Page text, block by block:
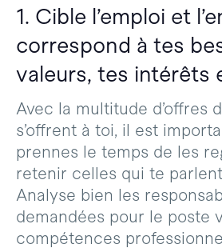
1. Cible l’emploi et
correspond à tes
valeurs, tes intérêts
Avec la multitude d’offres
s’offrent à toi, il est
prennes le temps de les
retenir celles qui te
Analyse bien les
demandées pour le poste
compétences